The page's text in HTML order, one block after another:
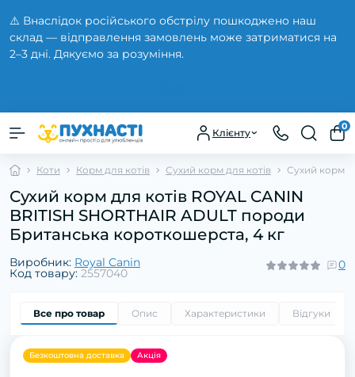
⚠️ Внаслідок російського обстрілу пошкоджено наш
склад — відправлення замовлень може затриматися на
2–3 дні. Дякуємо за розуміння.
Клієнту
0
Коти Корм для котів Сухий корм для котів Сухий корм
Сухий корм для котів ROYAL CANIN
BRITISH SHORTHAIR ADULT породи
Британська короткошерста, 4 кг
Виробник: Royal Canin
Код товару: 2557040
0
Все про товар Опис Характеристики Відгуки
Безкоштовна доставка Акція